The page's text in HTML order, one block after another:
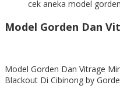
cek aneka model
Model Gorden Dan
Model Gorden Dan Vitrage
Blackout Di Cibinong by